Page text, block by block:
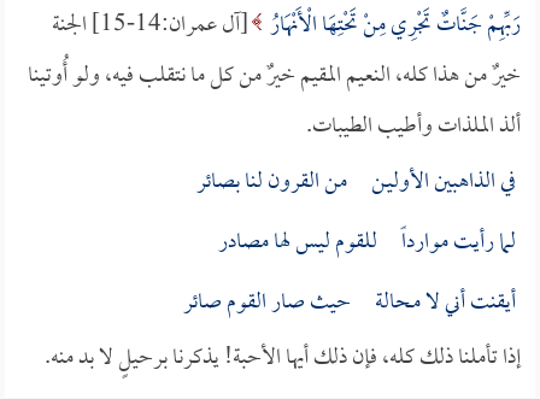
رَبِّهِمْ جَنَّاتٌ تَجْرِي مِنْ تَحْتِهَا الْأَنْهَارُ
[آل عمران:14-15] الجنة
خيرٌ من هذا كله، النعيم المقيم خيرٌ من كل ما نتقلب فيه، ولو أُوتينا
ألذ الملذات وأطيب الطيبات.
في الذاهبين الأوليـن من القرون لنا بصائر
لما رأيت موارداً للقوم ليس لها مصادر
أيقنت أني لا مـحالة حيث صار القوم صائر
إذا تأملنا ذلك كله، فإن ذلك أيها الأحبة! يذكرنا برحيلٍ لا بد منه.